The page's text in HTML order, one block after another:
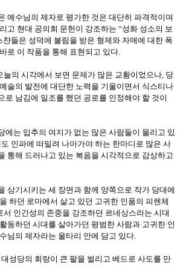
예수님의 제자로 평가한 것은 대단히 파격적이며
고 현대 공의회 문헌이 강조하는“성화 성소의 보
챤들은 성덕에 불림을 받은 형제와 자매에 대한 폭
로 이 작품을 통해 표현되고 있다
늘의 시각에서 보면 문제가 많은 교황이었으나 당
술의 발전에 대단한 노력을 기울이면서 식스티나
로 남김에 일조를 했던 공로를 인정해야 할 것이
에는 입추의 여지가 없는 많은 사람들이 몰리고 있
인파에 떠밀려 나아가야 하는 한마디로 많은 사
통해 드러나고 있는 복음을 시각적으로 감상하고
상기시키는 세 장면과 함께 양쪽으로 작가 당대에
하던 로마에서 살고 있던 고귀한 인품의 피렌체
서 인간성의 존중을 강조하던 르네상스라는 시대
동하던 시대를 살아가던 평범한 사람과 고귀한 인
님의 제자라는 울타리 안에 담고 있다
성당의 회랑이 큰 팔을 벌리고 베드로 사도를 만